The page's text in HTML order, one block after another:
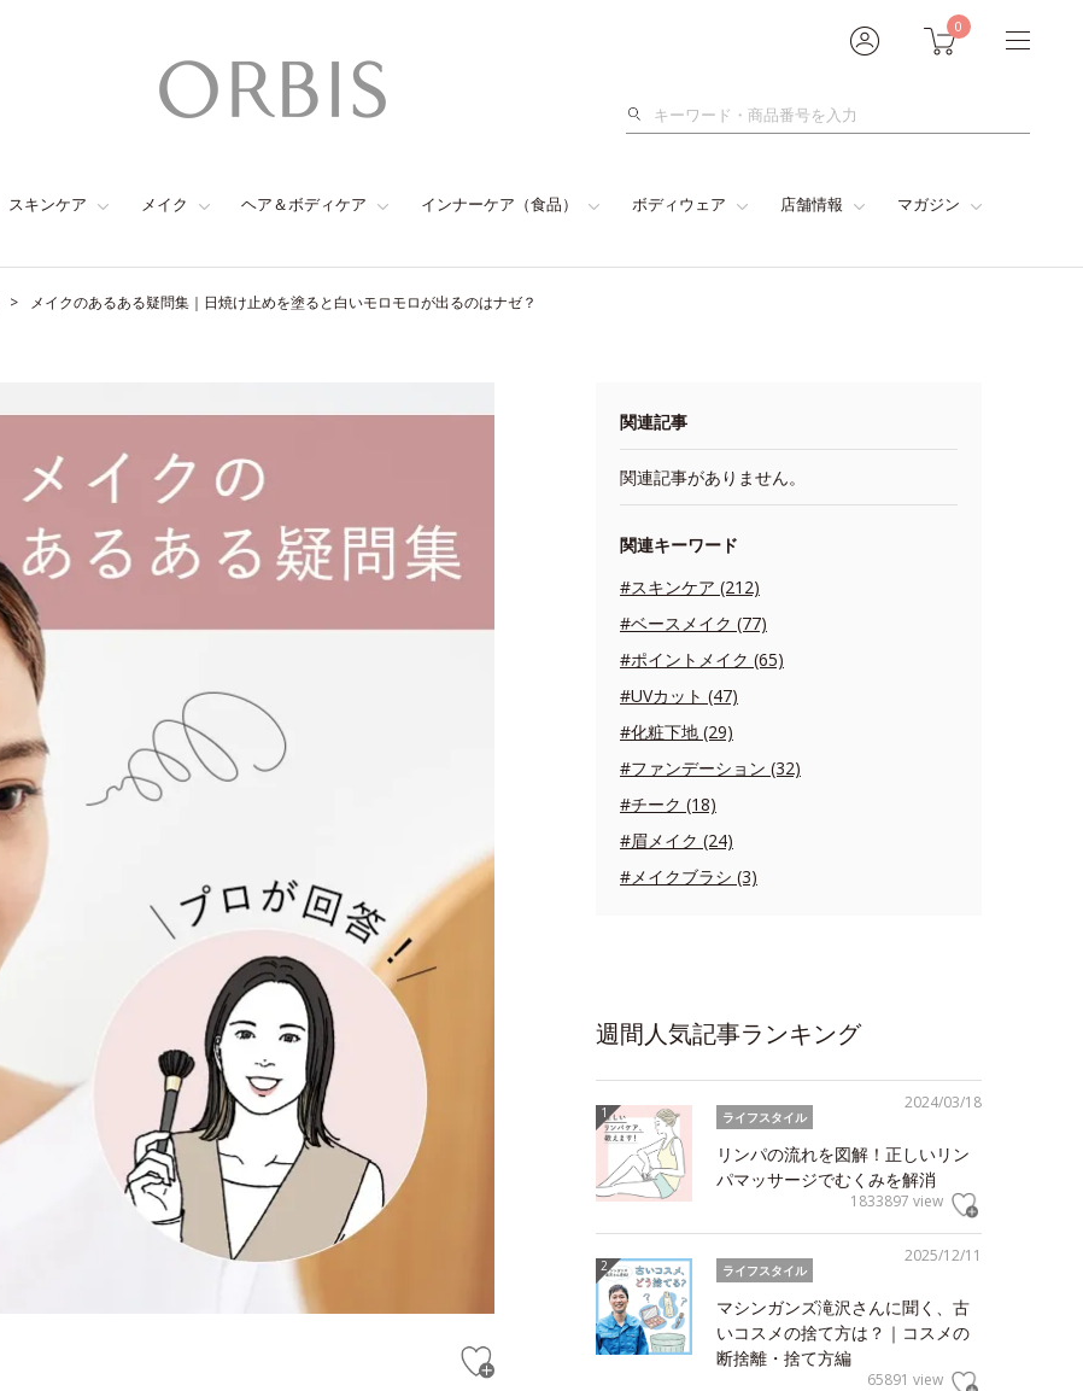
0
検
スキンケア メイク ヘア＆ボディケア インナーケア（食品） ボディウェア 店舗情報 マガジン
メイクのあるある疑問集｜日焼け止めを塗ると白いモロモロが出るのはナゼ？
関連記事
関連記事がありません。
関連キーワード
#スキンケア (212)
#ベースメイク (77)
#ポイントメイク (65)
#UVカット (47)
#化粧下地 (29)
#ファンデーション (32)
#チーク (18)
#眉メイク (24)
#メイクブラシ (3)
週間人気記事ランキング
2024/03/18
ライフスタイル
リンパの流れを図解！正しいリン
パマッサージでむくみを解消
1833897 view
2025/12/11
ライフスタイル
マシンガンズ滝沢さんに聞く、古
いコスメの捨て方は？｜コスメの
断捨離・捨て方編
65891 view